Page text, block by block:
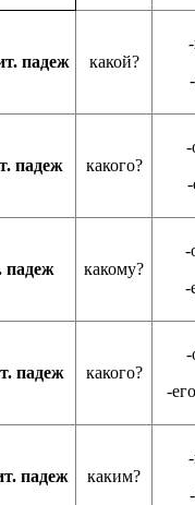
падеж какой?
падеж какого?
-
-
падеж какому?
-
-
падеж какого?
-
-
падеж каким?